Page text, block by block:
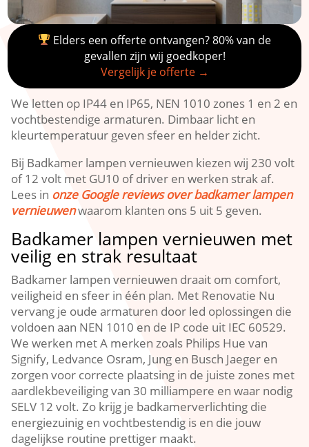
Elders een offerte ontvangen? 80% van de
gevallen zijn wij goedkoper!
Vergelijk je offerte →
We letten op IP44 en IP65, NEN 1010 zones 1 en 2 en
vochtbestendige armaturen.​ Dimbaar licht en
kleurtemperatuur geven sfeer en helder zicht.​
Bij Badkamer lampen vernieuwen kiezen wij 230 volt
of 12 volt met GU10 of driver en werken strak af.​
Lees in onze Google reviews over badkamer lampen
vernieuwenwaarom klanten ons 5 uit 5 geven.​
Badkamer lampen vernieuwen met
veilig en strak resultaat
Badkamer lampen vernieuwen draait om comfort,
veiligheid en sfeer in één plan.​ Met Renovatie Nu
vervang je oude armaturen door led oplossingen die
voldoen aan NEN 1010 en de IP code uit IEC 60529.​
We werken met A merken zoals Philips Hue van
Signify, Ledvance Osram, Jung en Busch Jaeger en
zorgen voor correcte plaatsing in de juiste zones met
aardlekbeveiliging van 30 milliampere en waar nodig
SELV 12 volt.​ Zo krijg je badkamerverlichting die
energiezuinig en vochtbestendig is en die jouw
dagelijkse routine prettiger maakt.​